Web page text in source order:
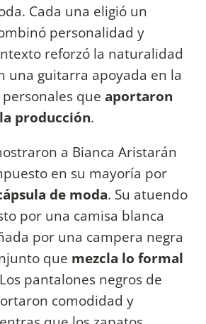
Cada una eligió un
personalidad y
reforzó la naturalidad
una guitarra apoyada en la
que aportaron
producción.
a Bianca Aristarán
en su mayoría por
de moda. Su atuendo
por una camisa blanca
por una campera negra
que mezcla lo formal
pantalones negros de
comodidad y